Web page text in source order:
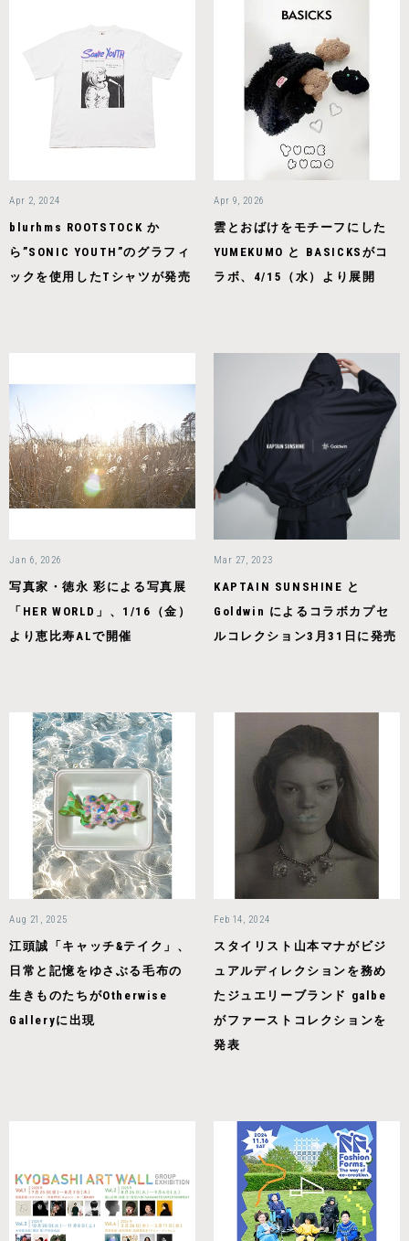
Apr 2, 2024
blurhms ROOTSTOCK か
ら”SONIC YOUTH”のグラフィ
ックを使⽤したTシャツが発売
Apr 9, 2026
雲とおばけをモチーフにした
YUMEKUMO と BASICKSがコ
ラボ、4/15（水）より展開
Jan 6, 2026
写真家・徳永 彩による写真展
「HER WORLD」、1/16（金）
より恵比寿ALで開催
Mar 27, 2023
KAPTAIN SUNSHINE と
Goldwin によるコラボカプセ
ルコレクション3月31日に発売
Aug 21, 2025
江頭誠「キャッチ&テイク」、
日常と記憶をゆさぶる毛布の
生きものたちがOtherwise
Galleryに出現
Feb 14, 2024
スタイリスト山本マナがビジ
ュアルディレクションを務め
たジュエリーブランド galbe
がファーストコレクションを
発表